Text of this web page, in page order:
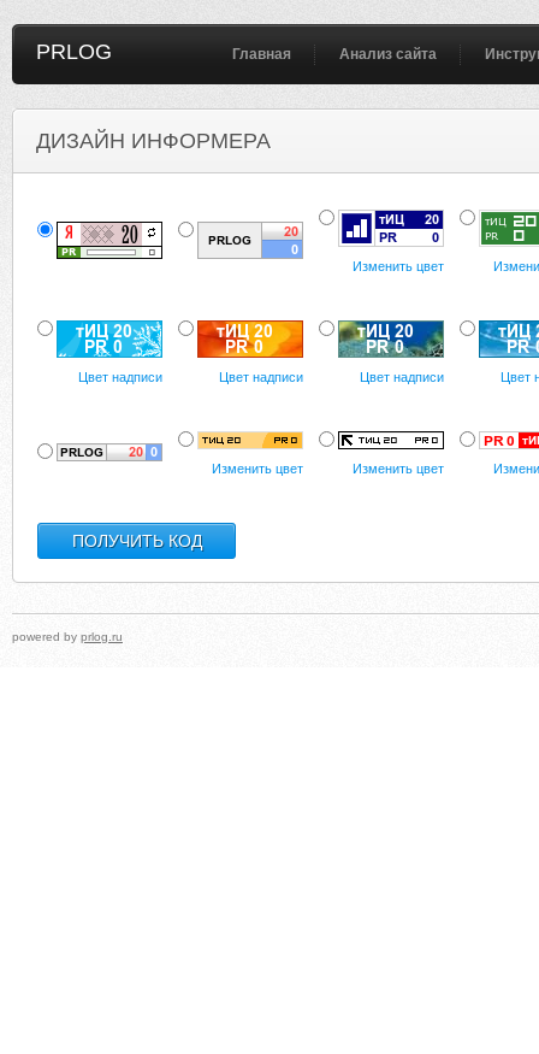
PRLOG Главная Анализ сайта
ДИЗАЙН ИНФОРМЕРА
Изменить цвет
Цвет надписи Цвет надписи Цвет надписи Цвет
Изменить цвет Изменить цвет
powered by prlog.ru